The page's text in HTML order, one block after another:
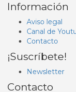
Información
Aviso legal
Canal de
Contacto
¡Suscríbete!
Newsletter
Contacto